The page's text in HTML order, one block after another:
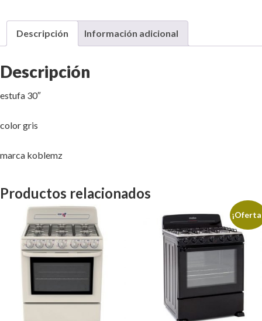
Descripción Información adicional
Descripción
estufa 30″
color gris
marca koblemz
Productos relacionados